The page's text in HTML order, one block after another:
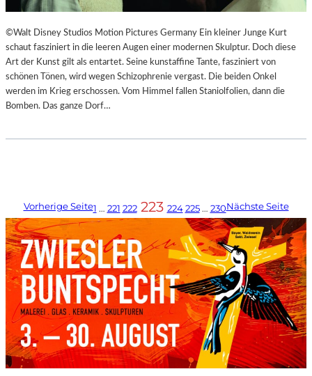
©Walt Disney Studios Motion Pictures Germany Ein kleiner Junge Kurt
schaut fasziniert in die leeren Augen einer modernen Skulptur. Doch diese
Art der Kunst gilt als entartet. Seine kunstaffine Tante, fasziniert von
schönen Tönen, wird wegen Schizophrenie vergast. Die beiden Onkel
werden im Krieg erschossen. Vom Himmel fallen Staniolfolien, dann die
Bomben. Das ganze Dorf…
Vorherige Seite1 … 221 222 223 224 225 … 230Nächste Seite